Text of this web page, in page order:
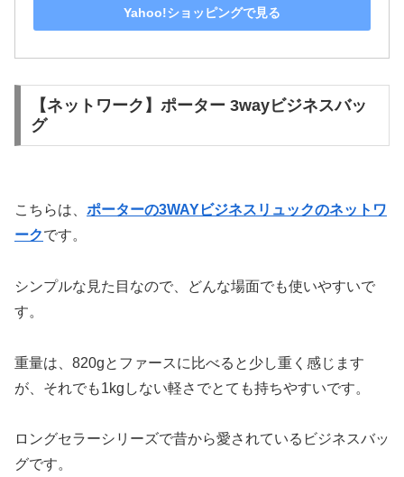
Yahoo!ショッピングで見る
【ネットワーク】ポーター 3wayビジネスバッ
グ
こちらは、 ポーターの3WAYビジネスリュックのネットワ
ークです。
シンプルな見た目なので、どんな場面でも使いやすいで
す。
重量は、820gとファースに比べると少し重く感じます
が、それでも1kgしない軽さでとても持ちやすいです。
ロングセラーシリーズで昔から愛されているビジネスバッ
グです。